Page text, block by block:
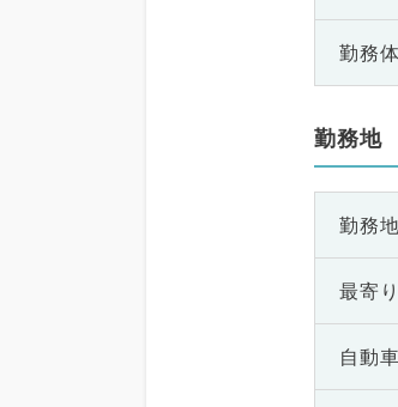
勤務
勤務地
勤務地
最寄
自動